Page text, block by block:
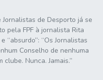
de Desporto já se
pela FPF à jornalista Rita
“absurdo”: “Os Jornalistas
Conselho de nenhuma
Nunca. Jamais.”